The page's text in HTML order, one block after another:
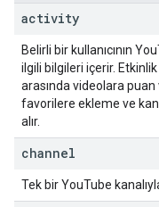
activity
Belirli bir kullanıcının
ilgili bilgileri içerir. Etkinlik
arasında videolara
favorilere ekleme ve
alır.
channel
Tek bir YouTube